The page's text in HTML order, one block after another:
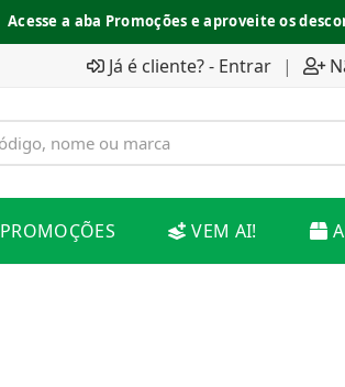
Acesse a aba Promoções e aproveite os
Espaço do Fornecedor disponível no acesso
Já é cliente? - Entrar |
PROMOÇÕES VEM AI!